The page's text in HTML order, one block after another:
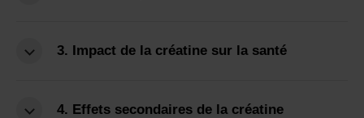
3. Impact de la créatine sur la santé
4. Effets secondaires de la créatine